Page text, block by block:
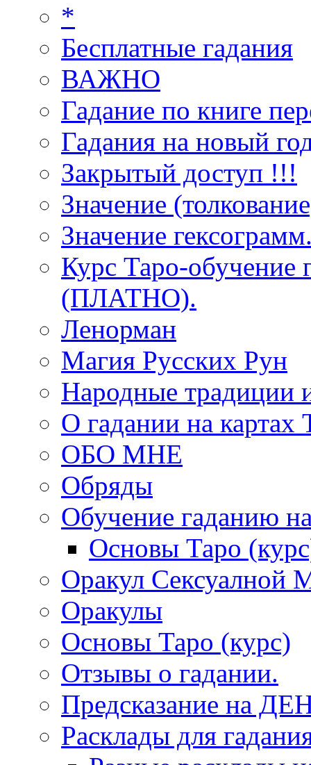
*
Бесплатные гадания
ВАЖНО
Гадание по книге
Гадания на новый
Закрытый доступ !!!
Значение
Значение
Курс Таро-обучение
(ПЛАТНО).
Ленорман
Магия Русских Рун
Народные традиции
О гадании на картах
ОБО МНЕ
Обряды
Обучение гаданию
Основы Таро
Оракул Сексуалной
Оракулы
Основы Таро (курс)
Отзывы о гадании.
Предсказание на
Расклады для